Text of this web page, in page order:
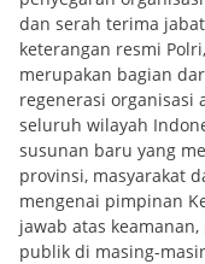
dan serah terima
keterangan resmi
merupakan bagian
regenerasi organisasi
seluruh wilayah
susunan baru yang
provinsi, masyarakat
mengenai pimpinan
jawab atas
publik di masing-